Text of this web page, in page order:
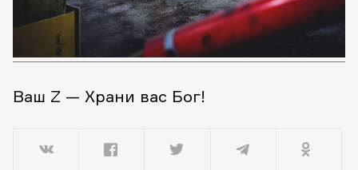
Ваш Z — Храни вас Бог!